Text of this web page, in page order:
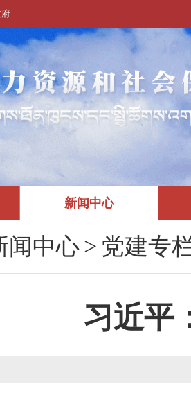
新闻中心
闻中心> 党建专
习近平